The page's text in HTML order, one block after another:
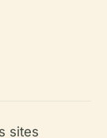
sites